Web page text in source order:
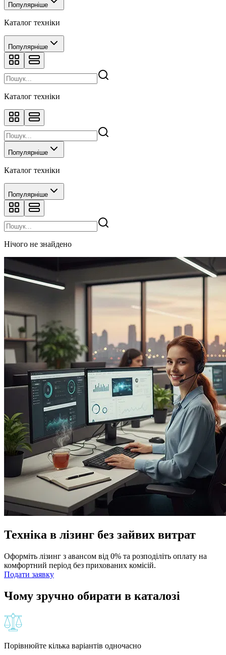
Популярніше
Каталог техніки
Популярніше
Каталог техніки
Популярніше
Каталог техніки
Популярніше
Нічого не знайдено
Техніка в лізинг без зайвих витрат
Оформіть лізинг з авансом від 0% та розподіліть оплату на
комфортний період без прихованих комісій.
Подати заявку
Чому зручно обирати в каталозі
Порівнюйте кілька варіантів одночасно